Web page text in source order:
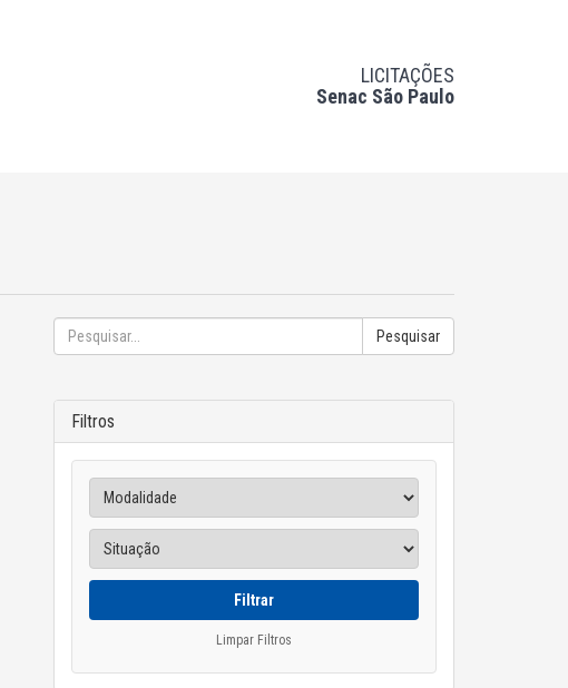
LICITAÇÕES
Senac São Paulo
Pesquisar
Filtros
Filtrar
Limpar Filtros